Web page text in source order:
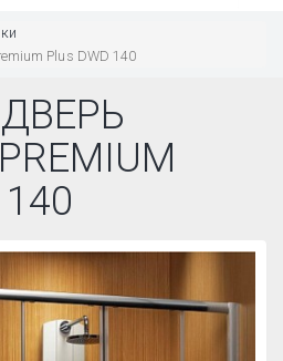
Plus DWD 140
140